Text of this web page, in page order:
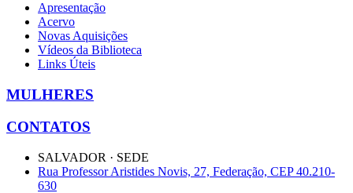
Apresentação
Acervo
Novas Aquisições
Vídeos da Biblioteca
Links Úteis
MULHERES
CONTATOS
SALVADOR · SEDE
Rua Professor Aristides Novis, 27, Federação, CEP 40.210-
630